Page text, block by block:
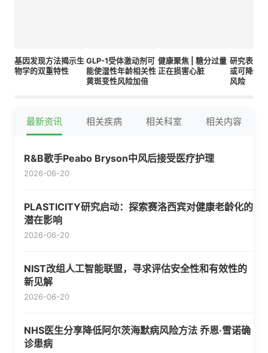
基因发现方法揭示生
物学的双重特性
GLP-1受体激动剂可
能使湿性年龄相关性
黄斑变性风险加倍
健康聚焦 | 糖分过量
正在损害心脏
研究表明
或可降低
风险
最新资讯 相关疾病 相关科室 相关内容
R&B歌手Peabo Bryson中风后接受医疗护理
2026-06-20
PLASTICITY研究启动：探索赛洛西宾对健康老龄化的
潜在影响
2026-06-20
NIST改组人工智能联盟，寻求评估安全性和有效性的
新见解
2026-06-20
NHS医生分享降低阿尔茨海默病风险方法 乔恩·雪诺确
诊患病